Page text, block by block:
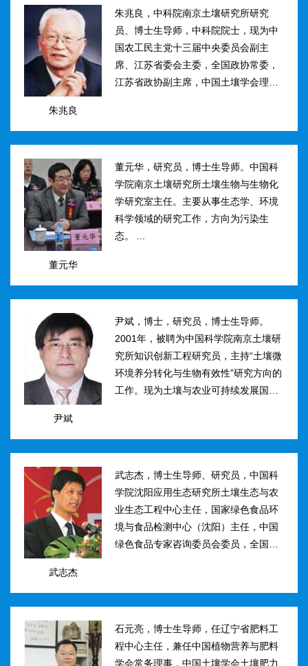
朱兆良
朱兆良，中科院南京土壤研究所研究
员、博士生导师，中科院院士，现为中
国农工民主党十三届中央委员会副主
席、江苏省委会主委，全国政协常委，
江苏省政协副主席，中国土壤学会理事
国家、中科院、江苏省科技进步奖和自
董元华
董元华，研究员，博士生导师。中国科
学院南京土壤研究所土壤生物与生物化
学研究室主任。主要从事生态学、环境
科学领域的研究工作，方向为污染生
态。 ...
尹斌
尹斌，博士，研究员，博士生导师。
2001年，被聘为中国科学院南京土壤研
究所知识创新工程研究员，主持“土壤微
环境养分转化与生物有效性”研究方向的
工作。现为土壤与农业可持续发展国家
影...
武志杰
武志杰，博士生导师、研究员，中国科
学院沈阳应用生态研究所土壤生态与农
业生态工程中心主任，国家绿色食品环
境与食品检测中心（沈阳）主任，中国
绿色食品专家咨询委员会委员，全国肥
学调控、新型缓控释肥料研制；土壤...
石元亮，博士生导师，任辽宁省肥料工
程中心主任，兼任中国植物营养与肥料
学会常务理事，中国土壤学会土壤肥力